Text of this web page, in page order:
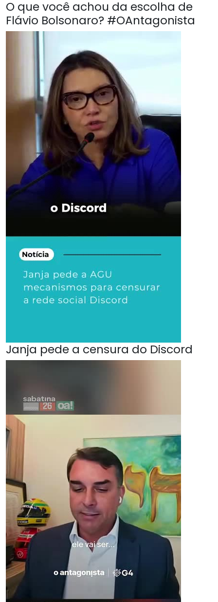
O que você achou da escolha de
Flávio Bolsonaro? #OAntagonista
Janja pede a censura do Discord